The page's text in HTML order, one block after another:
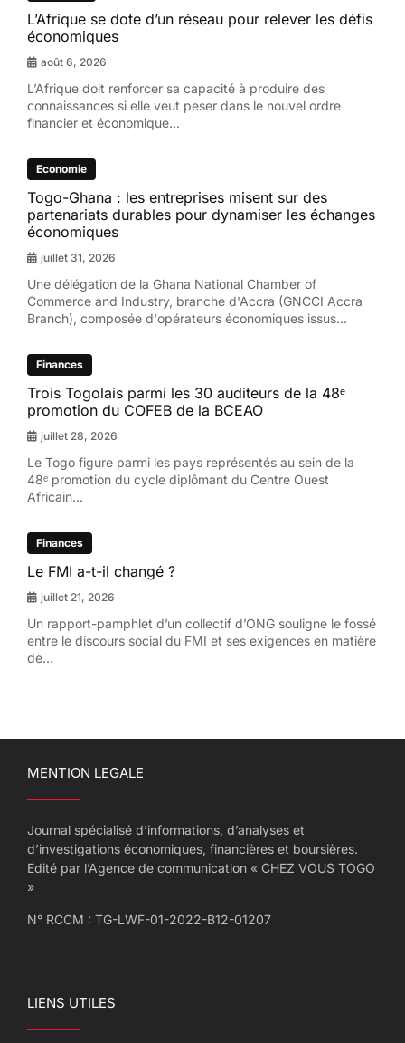
L’Afrique se dote d’un réseau pour relever les défis
économiques
août 6, 2026
L’Afrique doit renforcer sa capacité à produire des
connaissances si elle veut peser dans le nouvel ordre
financier et économique...
Economie
Togo-Ghana : les entreprises misent sur des
partenariats durables pour dynamiser les échanges
économiques
juillet 31, 2026
Une délégation de la Ghana National Chamber of
Commerce and Industry, branche d'Accra (GNCCI Accra
Branch), composée d'opérateurs économiques issus...
Finances
Trois Togolais parmi les 30 auditeurs de la 48ᵉ
promotion du COFEB de la BCEAO
juillet 28, 2026
Le Togo figure parmi les pays représentés au sein de la
48ᵉ promotion du cycle diplômant du Centre Ouest
Africain...
Finances
Le FMI a-t-il changé ?
juillet 21, 2026
Un rapport-pamphlet d’un collectif d’ONG souligne le fossé
entre le discours social du FMI et ses exigences en matière
de...
MENTION LEGALE
Journal spécialisé d’informations, d’analyses et
d’investigations économiques, financières et boursières.
Edité par l’Agence de communication « CHEZ VOUS TOGO
»
N° RCCM : TG-LWF-01-2022-B12-01207
LIENS UTILES